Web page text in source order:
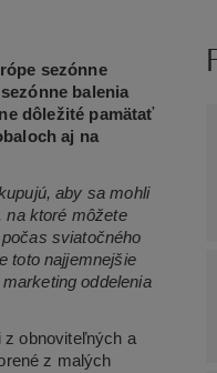
sezónne
balenia
dôležité pamätať
aj na
aby sa mohli
na ktoré môžete
sviatočného
toto najjemnejšie
oddelenia
obnoviteľných a
z malých